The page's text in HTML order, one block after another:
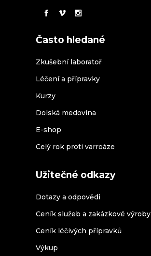
Často hledané
Zkušební laboratoř
Léčení a přípravky
Kurzy
Dolská medovina
E-shop
Celý rok proti varroáze
Užitečné odkazy
Dotazy a odpovědi
Ceník služeb a zakázkové výroby
Ceník léčivých přípravků
Výkup